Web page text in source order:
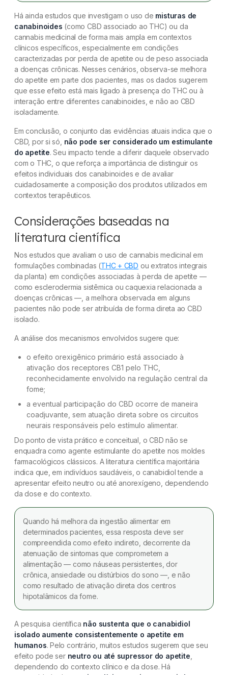
Há ainda estudos que investigam o uso de misturas de
canabinoides (como CBD associado ao THC) ou da
cannabis medicinal de forma mais ampla em contextos
clínicos específicos, especialmente em condições
caracterizadas por perda de apetite ou de peso associada
a doenças crônicas. Nesses cenários, observa-se melhora
do apetite em parte dos pacientes, mas os dados sugerem
que esse efeito está mais ligado à presença do THC ou à
interação entre diferentes canabinoides, e não ao CBD
isoladamente.
Em conclusão, o conjunto das evidências atuais indica que o
CBD, por si só, não pode ser considerado um estimulante
do apetite. Seu impacto tende a diferir daquele observado
com o THC, o que reforça a importância de distinguir os
efeitos individuais dos canabinoides e de avaliar
cuidadosamente a composição dos produtos utilizados em
contextos terapêuticos.
Considerações baseadas na
literatura científica
Nos estudos que avaliam o uso de cannabis medicinal em
formulações combinadas (THC + CBD ou extratos integrais
da planta) em condições associadas à perda de apetite —
como esclerodermia sistêmica ou caquexia relacionada a
doenças crônicas —, a melhora observada em alguns
pacientes não pode ser atribuída de forma direta ao CBD
isolado.
A análise dos mecanismos envolvidos sugere que:
o efeito orexigênico primário está associado à
ativação dos receptores CB1 pelo THC,
reconhecidamente envolvido na regulação central da
fome;
a eventual participação do CBD ocorre de maneira
coadjuvante, sem atuação direta sobre os circuitos
neurais responsáveis pelo estímulo alimentar.
Do ponto de vista prático e conceitual, o CBD não se
enquadra como agente estimulante do apetite nos moldes
farmacológicos clássicos. A literatura científica majoritária
indica que, em indivíduos saudáveis, o canabidiol tende a
apresentar efeito neutro ou até anorexígeno, dependendo
da dose e do contexto.
Quando há melhora da ingestão alimentar em
determinados pacientes, essa resposta deve ser
compreendida como efeito indireto, decorrente da
atenuação de sintomas que comprometem a
alimentação — como náuseas persistentes, dor
crônica, ansiedade ou distúrbios do sono —, e não
como resultado de ativação direta dos centros
hipotalâmicos da fome.
A pesquisa científica não sustenta que o canabidiol
isolado aumente consistentemente o apetite em
humanos. Pelo contrário, muitos estudos sugerem que seu
efeito pode ser neutro ou até supressor do apetite
dependendo do contexto clínico e da dose. Há